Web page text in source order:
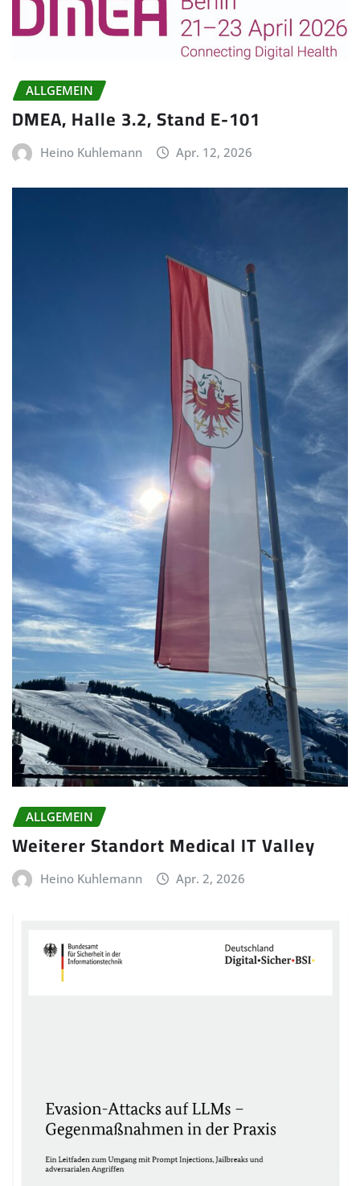
ALLGEMEIN
DMEA, Halle 3.2, Stand E-101
Heino Kuhlemann Apr. 12, 2026
ALLGEMEIN
Weiterer Standort Medical IT Valley
Heino Kuhlemann Apr. 2, 2026